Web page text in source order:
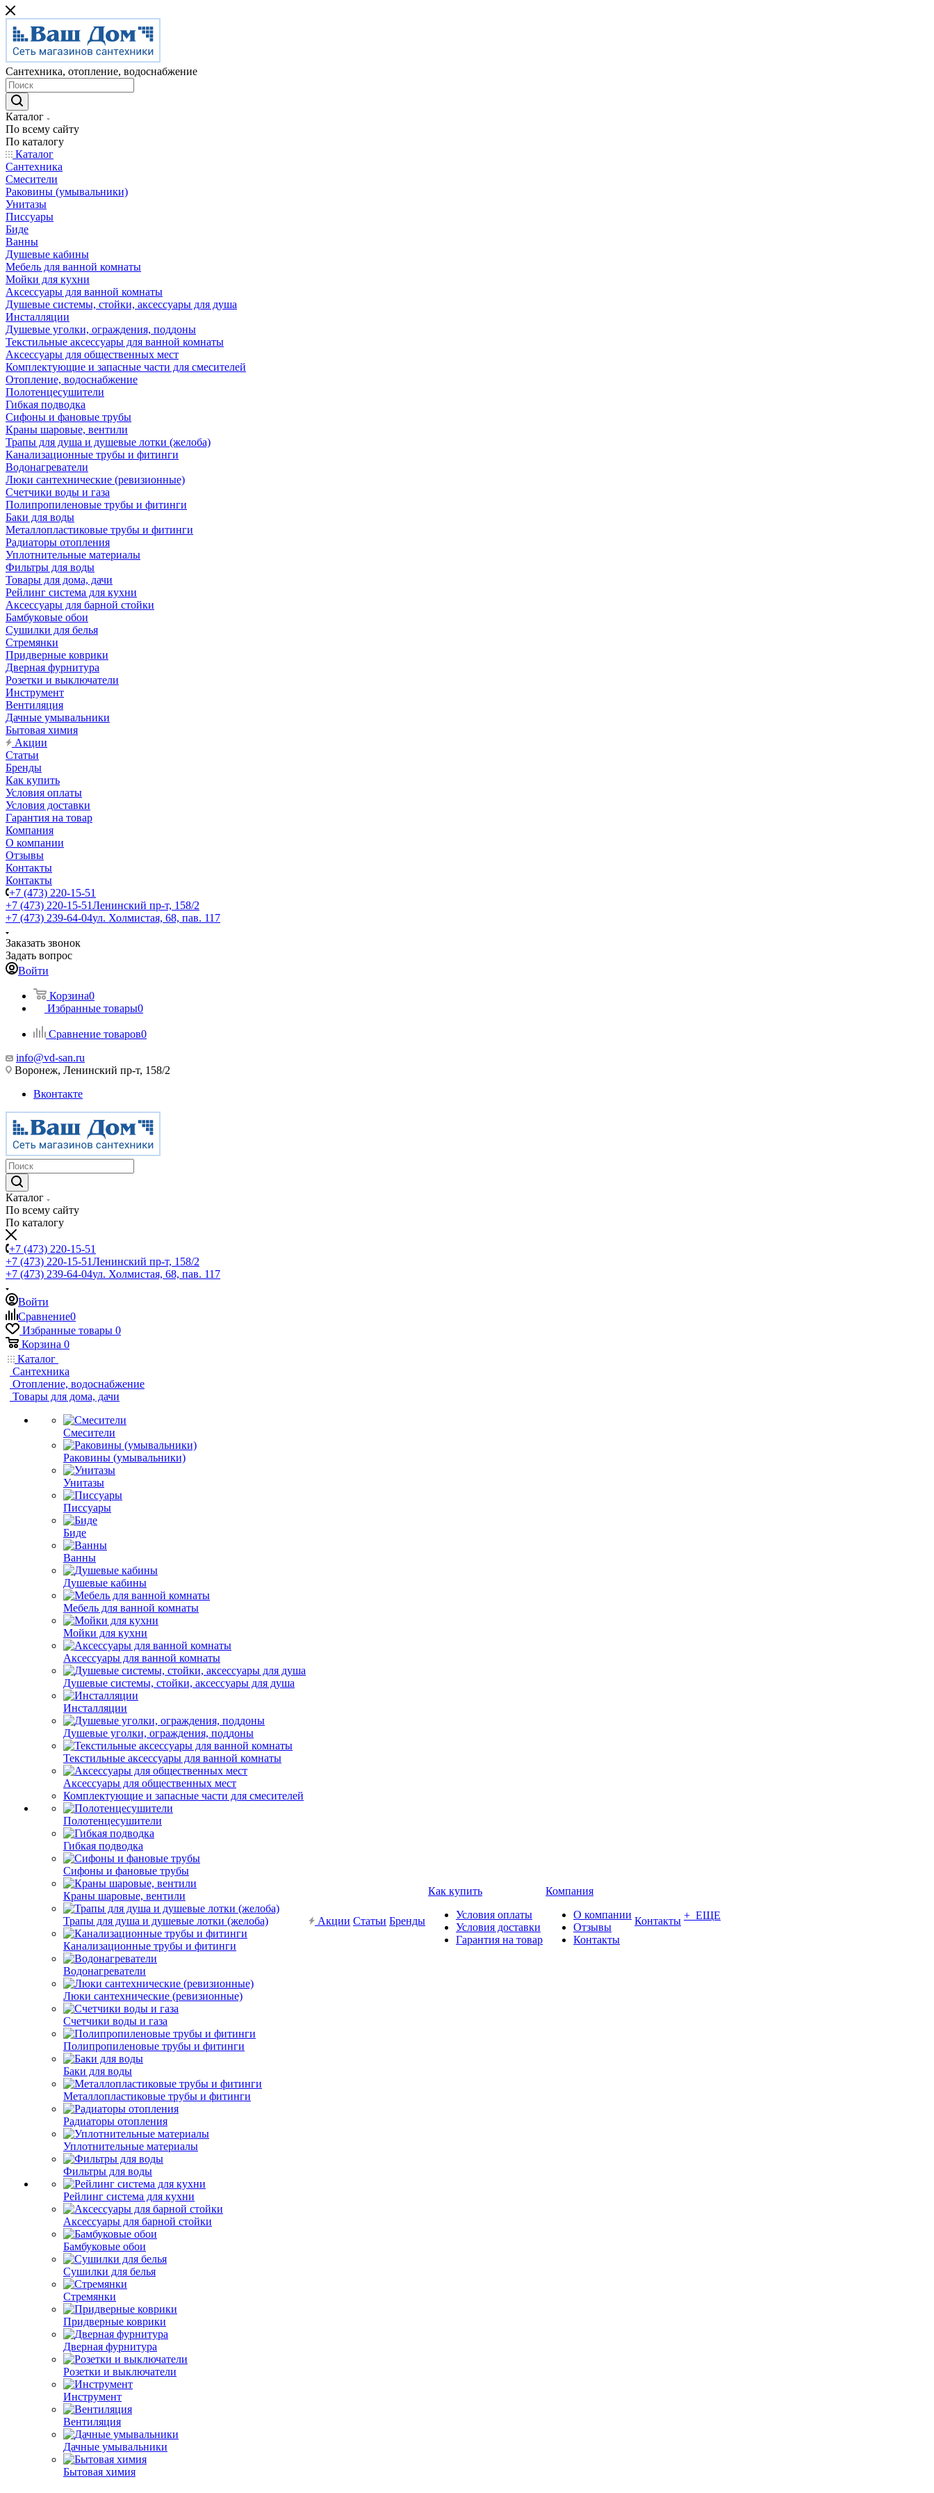
Сантехника, отопление, водоснабжение
Каталог
По всему сайту
По каталогу
Каталог
Сантехника
Смесители
Раковины (умывальники)
Унитазы
Писсуары
Биде
Ванны
Душевые кабины
Мебель для ванной комнаты
Мойки для кухни
Аксессуары для ванной комнаты
Душевые системы, стойки, аксессуары для душа
Инсталляции
Душевые уголки, ограждения, поддоны
Текстильные аксессуары для ванной комнаты
Аксессуары для общественных мест
Комплектующие и запасные части для смесителей
Отопление, водоснабжение
Полотенцесушители
Гибкая подводка
Сифоны и фановые трубы
Краны шаровые, вентили
Трапы для душа и душевые лотки (желоба)
Канализационные трубы и фитинги
Водонагреватели
Люки сантехнические (ревизионные)
Счетчики воды и газа
Полипропиленовые трубы и фитинги
Баки для воды
Металлопластиковые трубы и фитинги
Радиаторы отопления
Уплотнительные материалы
Фильтры для воды
Товары для дома, дачи
Рейлинг система для кухни
Аксессуары для барной стойки
Бамбуковые обои
Сушилки для белья
Стремянки
Придверные коврики
Дверная фурнитура
Розетки и выключатели
Инструмент
Вентиляция
Дачные умывальники
Бытовая химия
Акции
Статьи
Бренды
Как купить
Условия оплаты
Условия доставки
Гарантия на товар
Компания
О компании
Отзывы
Контакты
Контакты
+7 (473) 220-15-51
+7 (473) 220-15-51Ленинский пр-т, 158/2
+7 (473) 239-64-04ул. Холмистая, 68, пав. 117
Заказать звонок
Задать вопрос
Войти
Корзина0
Избранные товары0
Сравнение товаров0
info@vd-san.ru
Воронеж, Ленинский пр-т, 158/2
Вконтакте
Каталог
По всему сайту
По каталогу
+7 (473) 220-15-51
+7 (473) 220-15-51Ленинский пр-т, 158/2
+7 (473) 239-64-04ул. Холмистая, 68, пав. 117
Войти
Сравнение0
Избранные товары 0
Корзина 0
Каталог
Сантехника
Отопление, водоснабжение
Товары для дома, дачи
Смесители
Раковины (умывальники)
Унитазы
Писсуары
Биде
Ванны
Душевые кабины
Мебель для ванной комнаты
Мойки для кухни
Аксессуары для ванной комнаты
Душевые системы, стойки, аксессуары для душа
Инсталляции
Душевые уголки, ограждения, поддоны
Текстильные аксессуары для ванной комнаты
Аксессуары для общественных мест
Комплектующие и запасные части для смесителей
Полотенцесушители
Гибкая подводка
Сифоны и фановые трубы
Краны шаровые, вентили
Трапы для душа и душевые лотки (желоба)
Канализационные трубы и фитинги
Водонагреватели
Люки сантехнические (ревизионные)
Счетчики воды и газа
Полипропиленовые трубы и фитинги
Баки для воды
Металлопластиковые трубы и фитинги
Радиаторы отопления
Уплотнительные материалы
Фильтры для воды
Рейлинг система для кухни
Аксессуары для барной стойки
Бамбуковые обои
Сушилки для белья
Стремянки
Придверные коврики
Дверная фурнитура
Розетки и выключатели
Инструмент
Вентиляция
Дачные умывальники
Бытовая химия
Акции Статьи Бренды
Как купить
Условия оплаты
Условия доставки
Гарантия на товар
Компания
О компании
Отзывы
Контакты
Контакты + ЕЩЕ